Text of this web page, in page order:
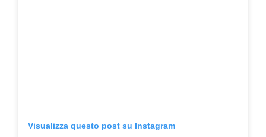
Visualizza questo post su Instagram